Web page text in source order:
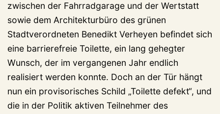
zwischen der Fahrradgarage und der Wertstatt
sowie dem Architekturbüro des grünen
Stadtverordneten Benedikt Verheyen befindet sich
eine barrierefreie Toilette, ein lang gehegter
Wunsch, der im vergangenen Jahr endlich
realisiert werden konnte. Doch an der Tür hängt
nun ein provisorisches Schild „Toilette defekt“, und
die in der Politik aktiven Teilnehmer des